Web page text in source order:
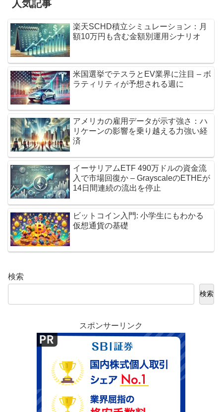
人気記事
楽天SCHD積立シミュレーション：月
額10万円も含む金額別運用シナリオ
米国選挙でテスラとEV業界に注目 – ボ
ラティリティが予想される週に
アメリカの雇用データが示す強さ：ハ
リケーンの影響を乗り越える力強い経
済
イーサリアムETF 490万ドルの資金流
入で市場回復か – GrayscaleのETHEが
14日間連続の流出を停止
ビットコイン入門: 小学生にもわかる
仮想通貨の基礎
検索
検索
スポンサーリンク